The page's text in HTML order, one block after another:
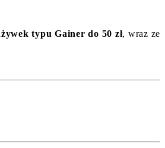
typu Gainer do 50 zł, wraz ze